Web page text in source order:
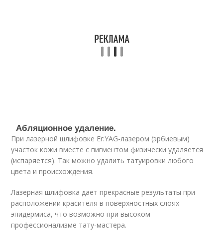
Абляционное удаление.
При лазерной шлифовке Er:YAG-лазером (эрбиевым)
участок кожи вместе с пигментом физически удаляется
(испаряется). Так можно удалить татуировки любого
цвета и происхождения.
Лазерная шлифовка дает прекрасные результаты при
расположении красителя в поверхностных слоях
эпидермиса, что возможно при высоком
профессионализме тату-мастера.